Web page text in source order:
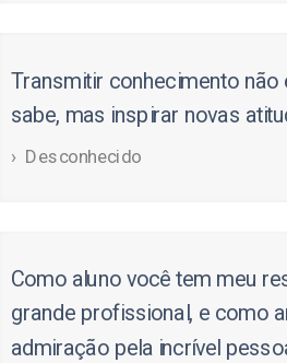
Transmitir conhecimento não
sabe, mas inspirar novas
Desconhecido
Como aluno você tem meu
grande profissional, e como
admiração pela incrível